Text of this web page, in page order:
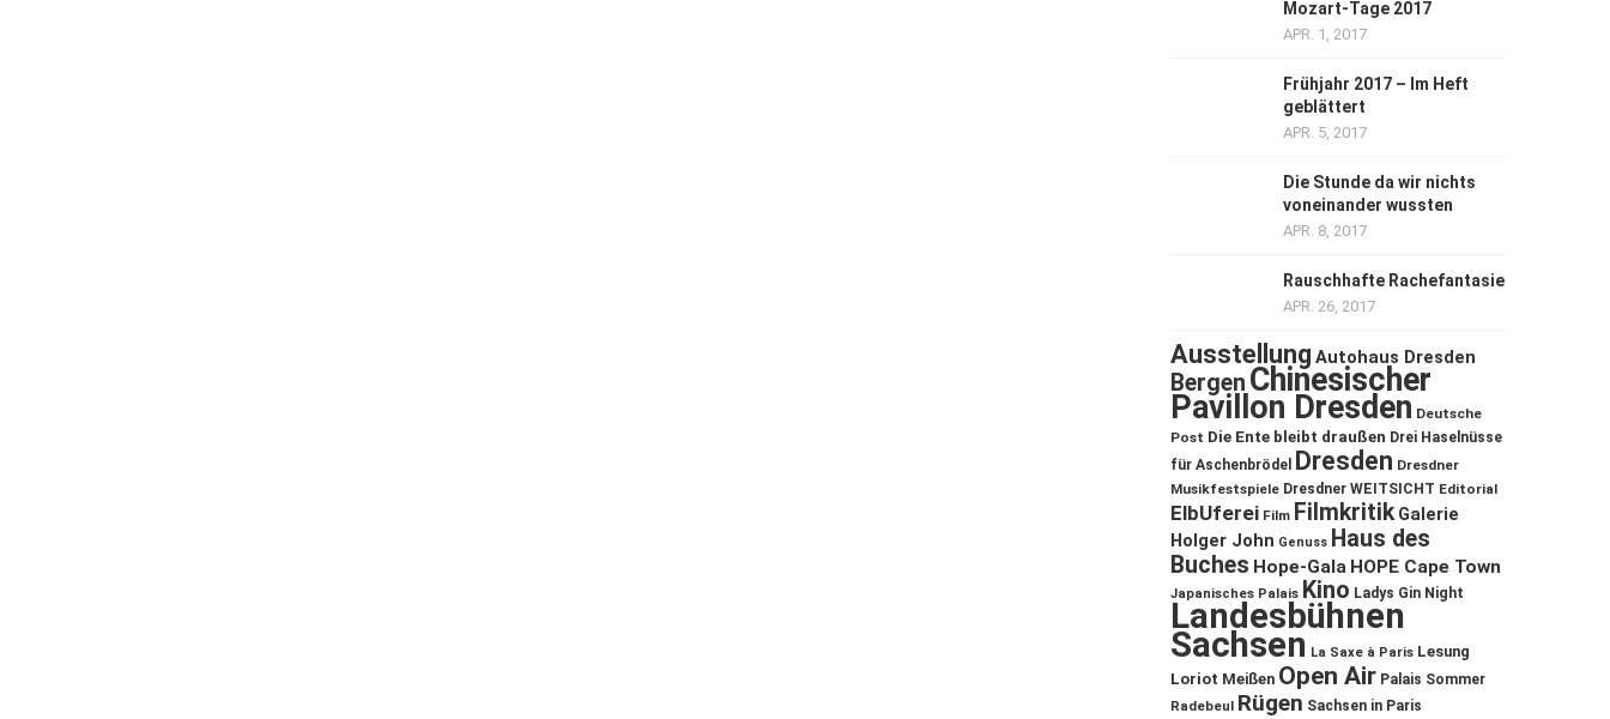
Mozart-Tage 2017
APR. 1, 2017
Frühjahr 2017 – Im Heft
geblättert
APR. 5, 2017
Die Stunde da wir nichts
voneinander wussten
APR. 8, 2017
Rauschhafte Rachefantasie
APR. 26, 2017
Ausstellung Autohaus Dresden
Bergen Chinesischer
Pavillon Dresden Deutsche
Post Die Ente bleibt draußen Drei Haselnüsse
für Aschenbrödel
Dresden Dresdner
Musikfestspiele Dresdner WEITSICHT Editorial
ElbUferei Film Filmkritik Galerie
Holger John Genuss Haus des
Buches Hope-Gala HOPE Cape Town
Japanisches Palais Kino Ladys Gin Night
Landesbühnen
Sachsen La Saxe à Paris Lesung
Loriot Meißen Open Air Palais Sommer
Radebeul Rügen Sachsen in Paris